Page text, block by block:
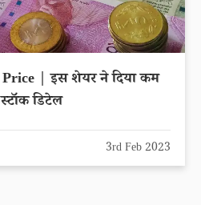
| इस शेयर ने दिया कम
डिटेल
3rd Feb 2023